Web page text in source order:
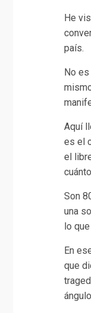
He
país.
No
Aquí
es el
el
Son
una
lo
En
que